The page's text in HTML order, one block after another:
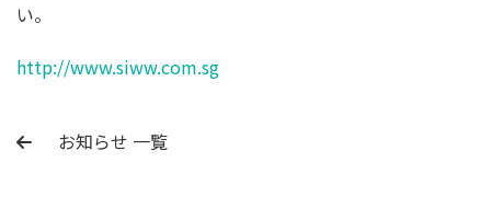
い。
http://www.siww.com.sg
お知らせ 一覧